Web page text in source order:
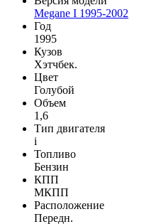
Megane I 1995-2002
Год
1995
Кузов
Хэтчбек.
Цвет
Голубой
Объем
1,6
Тип двигателя
i
Топливо
Бензин
КПП
МКПП
Расположение
Передн.